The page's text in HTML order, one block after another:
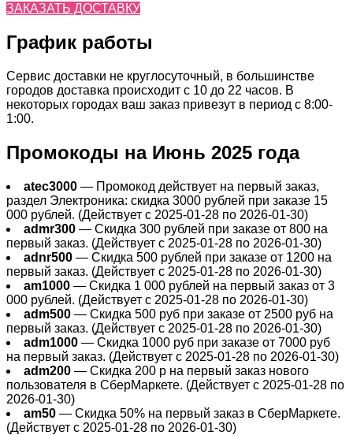
ЗАКАЗАТЬ ДОСТАВКУ
График работы
Сервис доставки не круглосуточный, в большинстве
городов доставка происходит с 10 до 22 часов. В
некоторых городах ваш заказ привезут в период с 8:00-
1:00.
Промокоды на Июнь 2025 года
atec3000 — Промокод действует на первый заказ,
раздел Электроника: скидка 3000 рублей при заказе 15
000 рублей. (Действует с 2025-01-28 по 2026-01-30)
admr300 — Скидка 300 рублей при заказе от 800 на
первый заказ. (Действует с 2025-01-28 по 2026-01-30)
adnr500 — Скидка 500 рублей при заказе от 1200 на
первый заказ. (Действует с 2025-01-28 по 2026-01-30)
am1000 — Скидка 1 000 рублей на первый заказ от 3
000 рублей. (Действует с 2025-01-28 по 2026-01-30)
adm500 — Скидка 500 руб при заказе от 2500 руб на
первый заказ. (Действует с 2025-01-28 по 2026-01-30)
adm1000 — Скидка 1000 руб при заказе от 7000 руб
на первый заказ. (Действует с 2025-01-28 по 2026-01-30)
adm200 — Cкидка 200 р на первый заказ нового
пользователя в СберМаркете. (Действует с 2025-01-28 по
2026-01-30)
am50 — Скидка 50% на первый заказ в СберМаркете.
(Действует с 2025-01-28 по 2026-01-30)